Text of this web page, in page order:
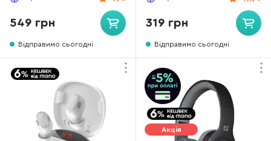
549 грн
Відправимо сьогодні
319 грн
Відправимо сьогодні
Акція